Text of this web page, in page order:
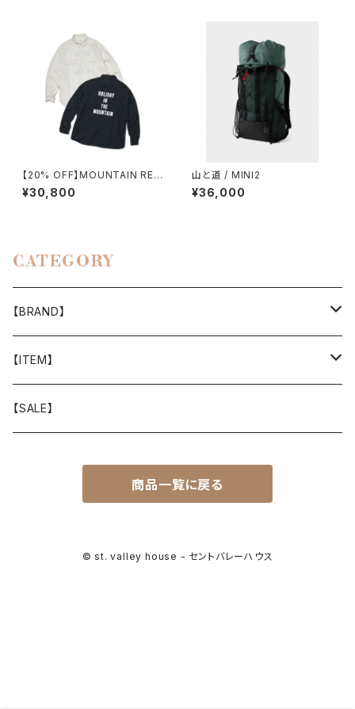
【20% OFF】MOUNTAIN RES
EARCH / H.I.T.M. SHIRT
¥30,800
山と道 / MINI2
¥36,000
CATEGORY
【BRAND】
山と道
T-SHIRT
迷迭香
Akihiro Wood Works
【ITEM】
WEAR
【SALE】
商品一覧に戻る
© st. valley house - セントバレーハウス